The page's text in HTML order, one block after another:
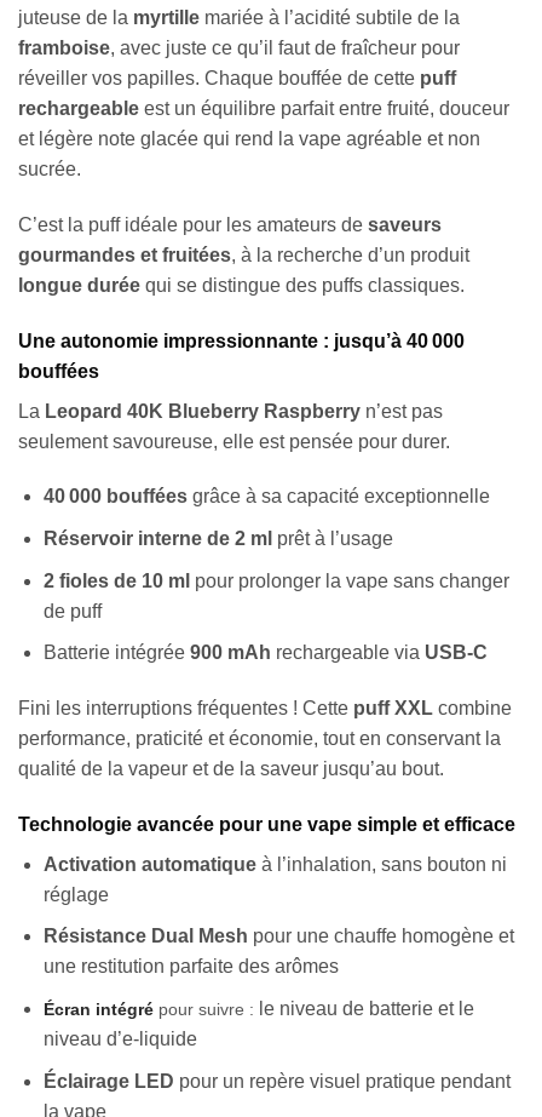
juteuse de la myrtille mariée à l’acidité subtile de la
framboise, avec juste ce qu’il faut de fraîcheur pour
réveiller vos papilles. Chaque bouffée de cette puff
rechargeable est un équilibre parfait entre fruité, douceur
et légère note glacée qui rend la vape agréable et non
sucrée.
C’est la puff idéale pour les amateurs de saveurs
gourmandes et fruitées, à la recherche d’un produit
longue durée qui se distingue des puffs classiques.
Une autonomie impressionnante : jusqu’à 40 000
bouffées
La Leopard 40K Blueberry Raspberry n’est pas
seulement savoureuse, elle est pensée pour durer.
40 000 boufféesgrâce à sa capacité exceptionnelle
Réservoir interne de 2 ml prêt à l’usage
2 fioles de 10 ml pour prolonger la vape sans changer
de puff
Batterie intégrée 900 mAh rechargeable via USB-C
Fini les interruptions fréquentes ! Cette puff XXL combine
performance, praticité et économie, tout en conservant la
qualité de la vapeur et de la saveur jusqu’au bout.
Technologie avancée pour une vape simple et efficace
Activation automatiqueà l’inhalation, sans bouton ni
réglage
Résistance Dual Mesh pour une chauffe homogène et
une restitution parfaite des arômes
Écran intégrépour suivre : le niveau de batterie et le
niveau d’e-liquide
Éclairage LED pour un repère visuel pratique pendant
la vape